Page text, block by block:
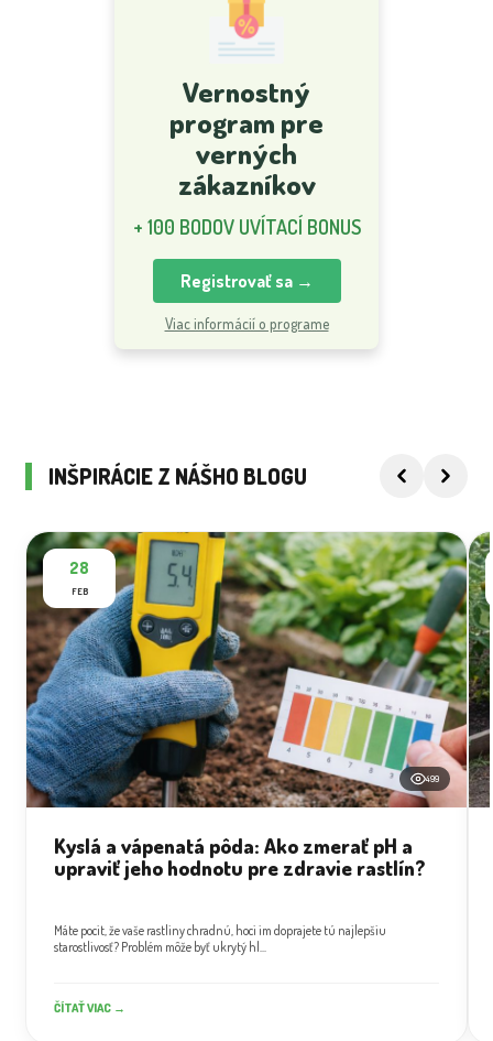
Vernostný
program pre
verných
zákazníkov
+ 100 BODOV UVÍTACÍ BONUS
Registrovať sa →
Viac informácií o programe
INŠPIRÁCIE Z NÁŠHO BLOGU
28
FEB
499
Kyslá a vápenatá pôda: Ako zmerať pH a
upraviť jeho hodnotu pre zdravie rastlín?
Máte pocit, že vaše rastliny chradnú, hoci im doprajete tú najlepšiu
starostlivosť? Problém môže byť ukrytý hl...
ČÍTAŤ VIAC →